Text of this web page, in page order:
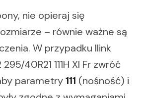
nie opieraj się
– równie ważne są
W przypadku Ilink
40R21 111H Xl Fr zwróć
parametry111 (nośność) i